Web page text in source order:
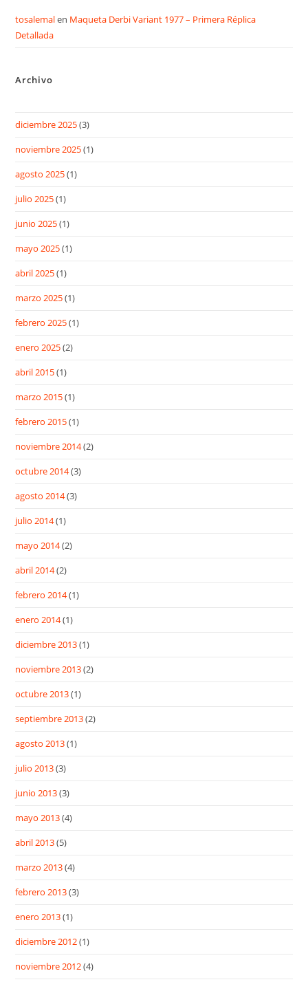
tosalemalen Maqueta Derbi Variant 1977 – Primera Réplica
Detallada
Archivo
diciembre 2025(3)
noviembre 2025(1)
agosto 2025(1)
julio 2025(1)
junio 2025(1)
mayo 2025(1)
abril 2025(1)
marzo 2025(1)
febrero 2025(1)
enero 2025(2)
abril 2015(1)
marzo 2015(1)
febrero 2015(1)
noviembre 2014(2)
octubre 2014(3)
agosto 2014(3)
julio 2014(1)
mayo 2014(2)
abril 2014(2)
febrero 2014(1)
enero 2014(1)
diciembre 2013(1)
noviembre 2013(2)
octubre 2013(1)
septiembre 2013(2)
agosto 2013(1)
julio 2013(3)
junio 2013(3)
mayo 2013(4)
abril 2013(5)
marzo 2013(4)
febrero 2013(3)
enero 2013(1)
diciembre 2012(1)
noviembre 2012(4)